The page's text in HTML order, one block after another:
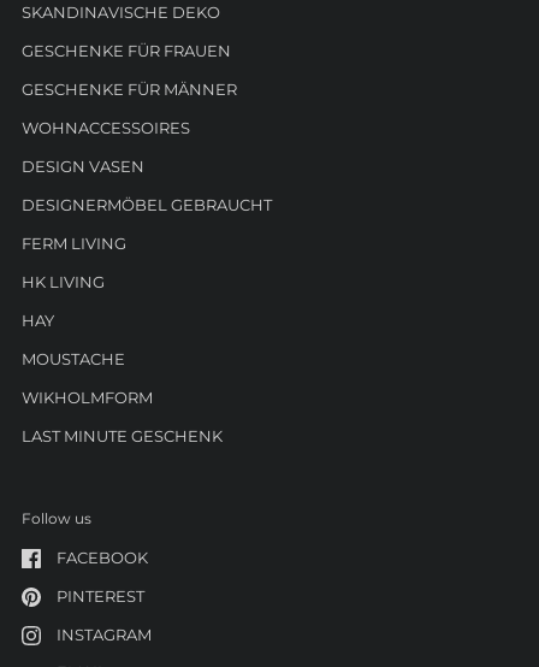
SKANDINAVISCHE DEKO
GESCHENKE FÜR FRAUEN
GESCHENKE FÜR MÄNNER
WOHNACCESSOIRES
DESIGN VASEN
DESIGNERMÖBEL GEBRAUCHT
FERM LIVING
HK LIVING
HAY
MOUSTACHE
WIKHOLMFORM
LAST MINUTE GESCHENK
Follow us
FACEBOOK
PINTEREST
INSTAGRAM